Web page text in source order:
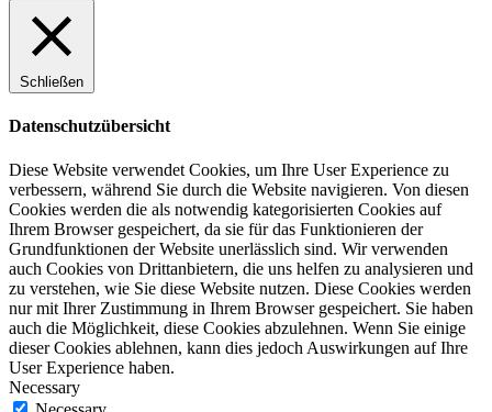
Schließen
Datenschutzübersicht
Diese Website verwendet Cookies, um Ihre User Experience zu
verbessern, während Sie durch die Website navigieren. Von diesen
Cookies werden die als notwendig kategorisierten Cookies auf
Ihrem Browser gespeichert, da sie für das Funktionieren der
Grundfunktionen der Website unerlässlich sind. Wir verwenden
auch Cookies von Drittanbietern, die uns helfen zu analysieren und
zu verstehen, wie Sie diese Website nutzen. Diese Cookies werden
nur mit Ihrer Zustimmung in Ihrem Browser gespeichert. Sie haben
auch die Möglichkeit, diese Cookies abzulehnen. Wenn Sie einige
dieser Cookies ablehnen, kann dies jedoch Auswirkungen auf Ihre
User Experience haben.
Necessary